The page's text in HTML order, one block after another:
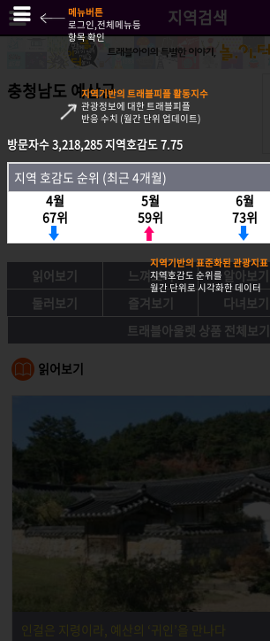
지역검색
충청남도 예산군
방문자수3,218,285지역호감도7.75
지역호감도 순위 (최근 4개월)
4월
67위
5월
59위
6월
73위
읽어보기 느껴보기 알아보기
둘러보기
즐겨보기 다녀보기
트래블아울렛 상품 전체보기
읽어보기
인걸은 지령이라, 예산의 ‘귀인’을 만나다
방문자수3,218,285지역호감도7.75
지역 호감도 순위 (최근 4개월)
4월
67위
5월
59위
6월
73위
메뉴버튼
로그인,전체메뉴등
항목 확인
지역기반의 트래블피플 활동지수
관광정보에 대한 트래블피플
반응 수치 (월간 단위 업데이트)
지역기반의 표준화된 관광지표
지역호감도 순위를
월간 단위로 시각화한 데이터